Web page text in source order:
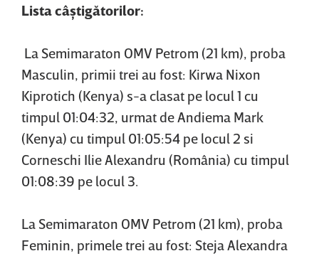
Lista câştigătorilor:
La Semimaraton OMV Petrom (21 km), proba
Masculin, primii trei au fost: Kirwa Nixon
Kiprotich (Kenya) s-a clasat pe locul 1 cu
timpul 01:04:32, urmat de Andiema Mark
(Kenya) cu timpul 01:05:54 pe locul 2 si
Corneschi Ilie Alexandru (România) cu timpul
01:08:39 pe locul 3.
La Semimaraton OMV Petrom (21 km), proba
Feminin, primele trei au fost: Steja Alexandra